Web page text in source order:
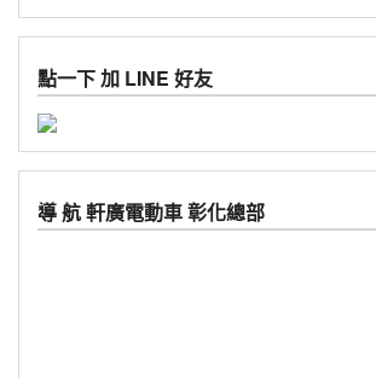
點一下 加 LINE 好友
導 航 軒廣電動車 彰化總部